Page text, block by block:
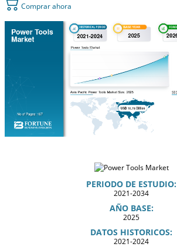
Comprar ahora
PERIODO DE ESTUDIO:
2021-2034
AÑO BASE:
2025
DATOS HISTORICOS:
2021-2024